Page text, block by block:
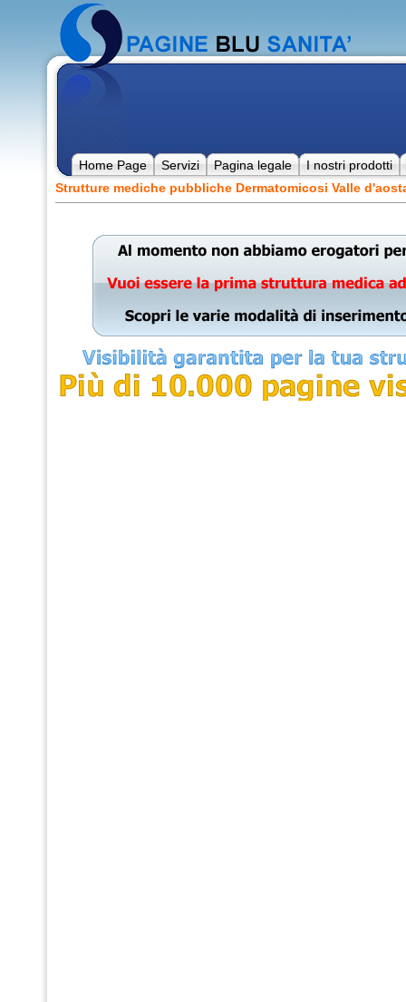
Home Page Servizi Pagina legale
I nostri prodotti
Strutture mediche pubbliche Dermatomicosi Valle